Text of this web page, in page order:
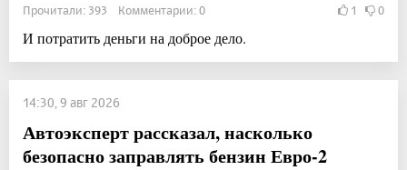
Прочитали: 393 Комментарии: 0 1 0
И потратить деньги на доброе дело.
14:30, 9 авг 2026
Автоэксперт рассказал, насколько
безопасно заправлять бензин Евро-2